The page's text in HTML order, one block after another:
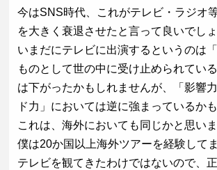
今はSNS時代、これがテレビ・ラジオ
を大きく衰退させたと言って良いでし
いまだにテレビに出演するというのは「
ものとして世の中に受け止められてい
は下がったかもしれませんが、「影響
ド力」においては逆に強まっているか
これは、海外においても同じかと思いま
僕は20か国以上海外ツアーを経験して
テレビを観てきたわけではないので、